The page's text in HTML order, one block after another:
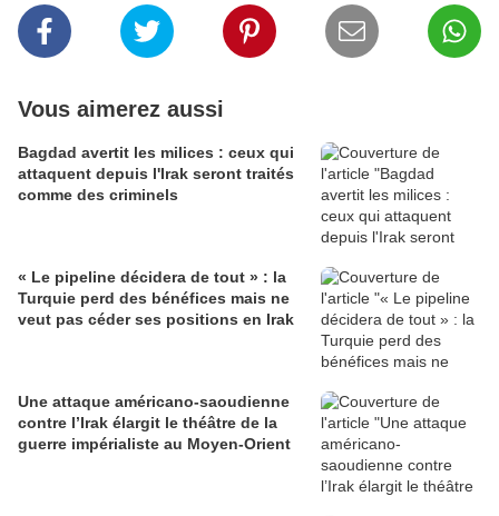
Vous aimerez aussi
Bagdad avertit les milices : ceux qui
attaquent depuis l'Irak seront traités
comme des criminels
« Le pipeline décidera de tout » : la
Turquie perd des bénéfices mais ne
veut pas céder ses positions en Irak
Une attaque américano-saoudienne
contre l’Irak élargit le théâtre de la
guerre impérialiste au Moyen-Orient